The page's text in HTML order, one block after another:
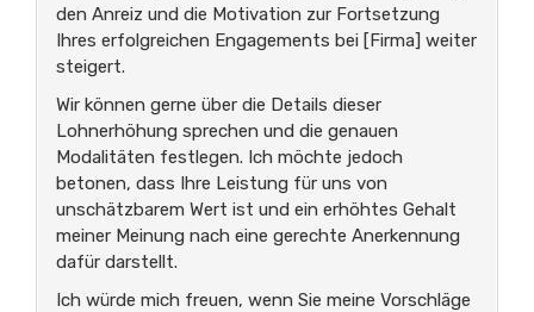
den Anreiz und die Motivation zur Fortsetzung
Ihres erfolgreichen Engagements bei [Firma] weiter
steigert.
Wir können gerne über die Details dieser
Lohnerhöhung sprechen und die genauen
Modalitäten festlegen. Ich möchte jedoch
betonen, dass Ihre Leistung für uns von
unschätzbarem Wert ist und ein erhöhtes Gehalt
meiner Meinung nach eine gerechte Anerkennung
dafür darstellt.
Ich würde mich freuen, wenn Sie meine Vorschläge